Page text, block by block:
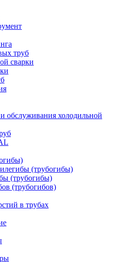
труб
сварки
обслуживания холодильной
(трубогибы)
(трубогибы)
(трубогибов)
в трубах